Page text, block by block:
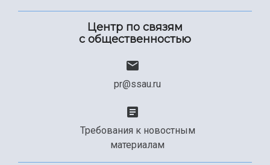
Центр по связям
с общественностью
pr@ssau.ru
Требования к новостным
материалам